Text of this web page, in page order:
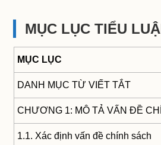
MỤC LỤC TIỂU
MỤC LỤC
DANH MỤC TỪ VIẾT TẮT
CHƯƠNG 1: MÔ TẢ VẤN ĐỀ
1.1. Xác định vấn đề chính sách